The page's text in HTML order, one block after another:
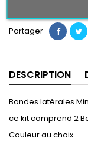
Partager
DESCRIPTION
Bandes latérales
ce kit comprend 2
Couleur au choix